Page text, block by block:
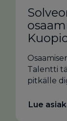
Talentti
pitkälle
Lue